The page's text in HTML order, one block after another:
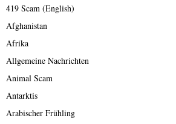
419 Scam (English)
Afghanistan
Afrika
Allgemeine Nachrichten
Animal Scam
Antarktis
Arabischer Frühling